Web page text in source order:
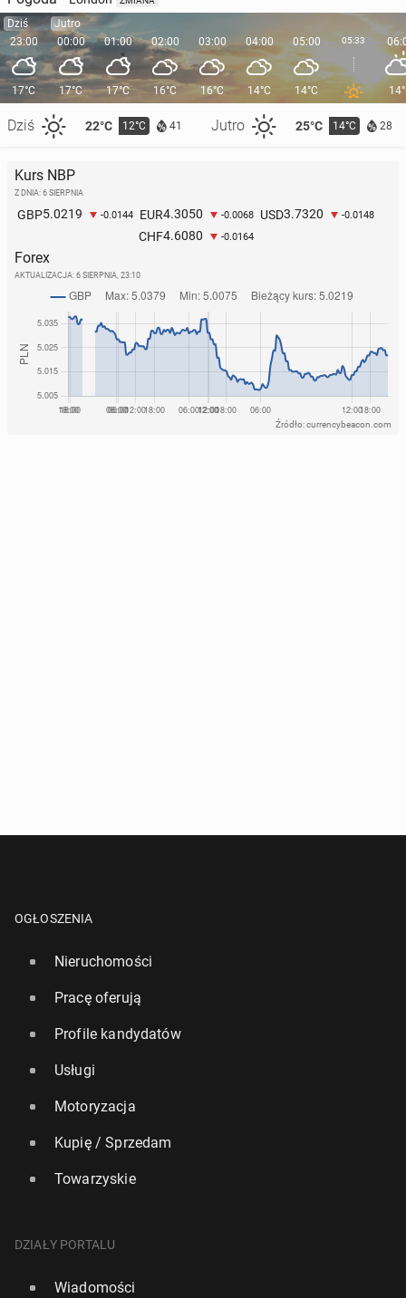
Dziś
23:00
17°C
Dziś 22°C 12°C 41 Jutro 25°C 14°C 28
Jutro
00:00
17°C
01:00
17°C
02:00
16°C
03:00
16°C
04:00
14°C
05:00
14°C
05:33
Kurs NBP
Z DNIA: 6 SIERPNIA
GBP5.0219 -0.0144 EUR4.3050 -0.0068 USD3.7320 -0.0148
CHF4.6080 -0.0164
Forex
AKTUALIZACJA: 6 SIERPNIA, 23:10
Źródło: currencybeacon.com
OGŁOSZENIA
Nieruchomości
Pracę oferują
Profile kandydatów
Usługi
Motoryzacja
Kupię / Sprzedam
Towarzyskie
DZIAŁY PORTALU
Wiadomości